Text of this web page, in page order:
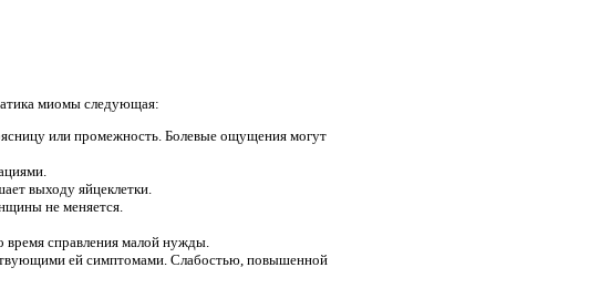
миомы следующая:
или промежность. Болевые ощущения могут
выходу яйцеклетки.
не меняется.
время справления малой нужды.
ей симптомами. Слабостью, повышенной